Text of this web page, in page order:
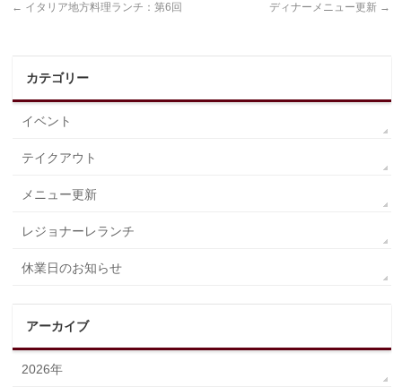
有
← イタリア地方料理ランチ：第6回 ディナーメニュー更新 →
カテゴリー
イベント
テイクアウト
メニュー更新
レジョナーレランチ
休業日のお知らせ
アーカイブ
2026年